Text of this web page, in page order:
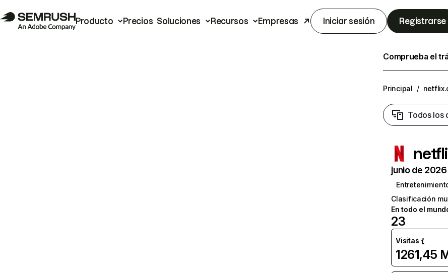
Producto Precios Soluciones Recursos Empresas Iniciar sesión Registrarse
Comprueba el
Principal /
Todos los
junio de
Clasificación
En todo el
23
Visitas
1261,45